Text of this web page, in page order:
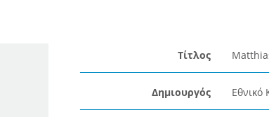
Τίτλος
Δημιουργός Εθνικό